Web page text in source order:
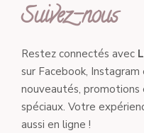
Suivez-nous
Restez connectés avec
sur Facebook,
nouveautés,
spéciaux. Votre
aussi en ligne !